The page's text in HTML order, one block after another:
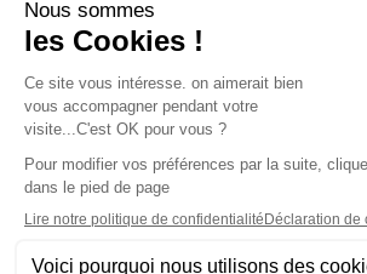
lyoncapitale.fr
olympique-et-lyonnais.com
L'application Iphone / Android
Téléchargez
Les cookies
Gestion des cookies